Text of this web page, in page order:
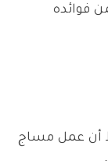
فوائده
إجراؤها عام 2016 لوحظ أن عمل مساج